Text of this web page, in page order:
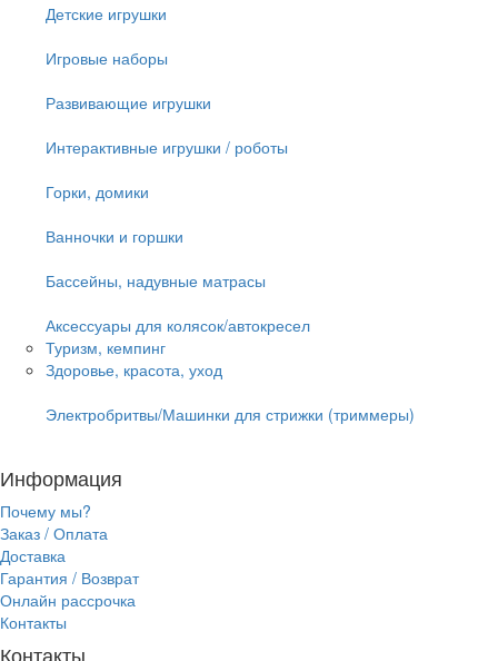
Детские игрушки
Игровые наборы
Развивающие игрушки
Интерактивные игрушки / роботы
Горки, домики
Ванночки и горшки
Бассейны, надувные матрасы
Аксессуары для колясок/автокресел
Туризм, кемпинг
Здоровье, красота, уход
Электробритвы/Машинки для стрижки (триммеры)
Информация
Почему мы?
Заказ / Оплата
Доставка
Гарантия / Возврат
Онлайн рассрочка
Контакты
Контакты